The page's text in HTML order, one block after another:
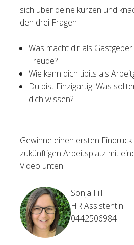
sich über deine kurzen und
den drei Fragen
Was macht dir als
Freude?
Wie kann dich tibits als
Du bist Einzigartig! Was
dich wissen?
Gewinne einen ersten
zukünftigen Arbeitsplatz mit
Video unten.
Sonja Filli
HR Assistentin
0442506984